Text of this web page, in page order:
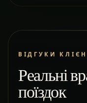
ВІДГУКИ
Реальні
поїздок